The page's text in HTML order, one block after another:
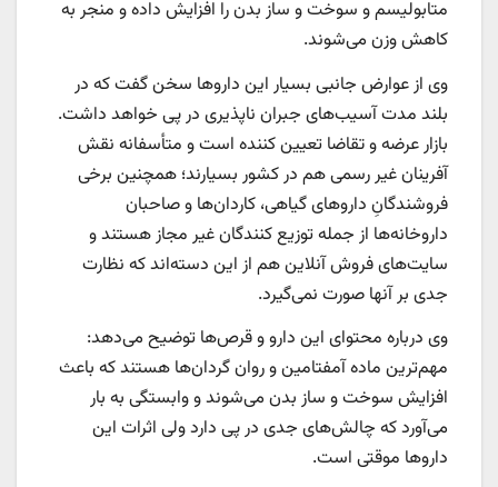
متابولیسم و سوخت و ساز بدن را افزایش داده و منجر به
کاهش وزن می‌شوند.
وی از عوارض جانبی بسیار این داروها سخن گفت که در
بلند مدت آسیب‌های جبران ناپذیری در پی خواهد داشت.
بازار عرضه و تقاضا تعیین کننده است و متأسفانه نقش
آفرینان غیر رسمی هم در کشور بسیارند؛ همچنین برخی
فروشندگانِ داروهای گیاهی، کاردان‌ها و صاحبان
داروخانه‌ها از جمله توزیع کنندگان غیر مجاز هستند و
سایت‌های فروش آنلاین هم از این دسته‌اند که نظارت
جدی بر آنها صورت نمی‌گیرد.
وی درباره محتوای این دارو و قرص‌ها توضیح می‌دهد:
مهم‌ترین ماده آمفتامین و روان گردان‌ها هستند که باعث
افزایش سوخت و ساز بدن می‌شوند و وابستگی به بار
می‌آورد که چالش‌های جدی در پی دارد ولی اثرات این
داروها موقتی است.